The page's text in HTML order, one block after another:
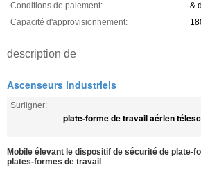
Conditions de paiement:
&
Capacité d'approvisionnement:
description de
Ascenseurs industriels
Surligner:
plate-forme de travail aérien
Mobile élevant le dispositif de sécurité de plate-
plates-formes de travail